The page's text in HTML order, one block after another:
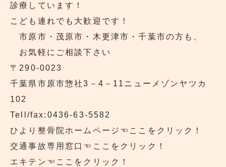
診療しています！
こども連れでも大歓迎です！
市原市・茂原市・木更津市・千葉市の方も、
お気軽にご相談下さい
〒290‐0023
千葉県市原市惣社3－4－11ニューメゾンヤツカ
102
Tell/fax:0436-63-5582
ひより整骨院ホームページ ☜ここをクリック！
交通事故専用窓口 ☜ここをクリック！
エキテン ☜ここをクリック！